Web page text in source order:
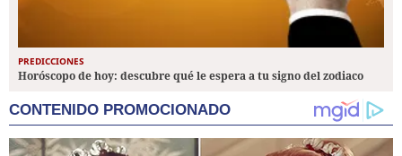
PREDICCIONES
Horóscopo de hoy: descubre qué le espera a tu signo del zodiaco
CONTENIDO PROMOCIONADO